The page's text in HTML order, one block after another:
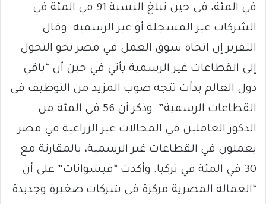
في المئة، في حين تبلغ النسبة 91 في المئة في
الشركات غير المسجلة أو غير الرسمية. وقال
التقرير إن اتجاه سوق العمل في مصر نحو التحول
إلى القطاعات غير الرسمية يأتي في حين أن “باقي
دول العالم بدأت تتجه صوب المزيد من التوظيف في
القطاعات الرسمية”. وذكر أن 56 في المئة من
الذكور العاملين في المجالات غير الزراعية في مصر
يعملون في القطاعات غير الرسمية، بالمقارنة مع
30 في المئة في تركيا. وأكدت “فيشوانات” على أن
“العمالة المصرية مركزة في شركات صغيرة وجديدة